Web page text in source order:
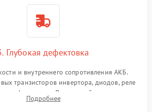
Глубокая дефектовка
и внутреннего сопротивления АКБ.
транзисторов инвертора, диодов, реле
Визуальный поиск вздутых
и прогаров на печатной плате.
Подробнее